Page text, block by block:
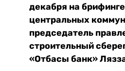
декабря на
центральных
председатель
строительный
«Отбасы банк»